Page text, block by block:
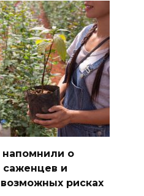
о
саженцев и
рисках